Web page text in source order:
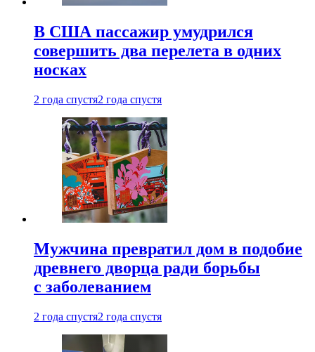
В США пассажир умудрился
совершить два перелета в одних
носках
2 года спустя2 года спустя
Мужчина превратил дом в подобие
древнего дворца ради борьбы
с заболеванием
2 года спустя2 года спустя